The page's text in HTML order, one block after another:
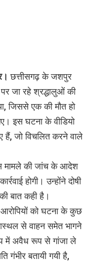
छत्तीसगढ़ के जशपुर
जा रहे श्रद्धालुओं की
जिससे एक की मौत हो
इस घटना के वीडियो
हैं, जो विचलित करने वाले
मामले की जांच के आदेश
होगी। उन्होंने दोषी
बात कही है।
को घटना के कुछ
से वाहन समेत भागने
में अवैध रूप से गांजा ले
गंभीर बतायी गयी है,